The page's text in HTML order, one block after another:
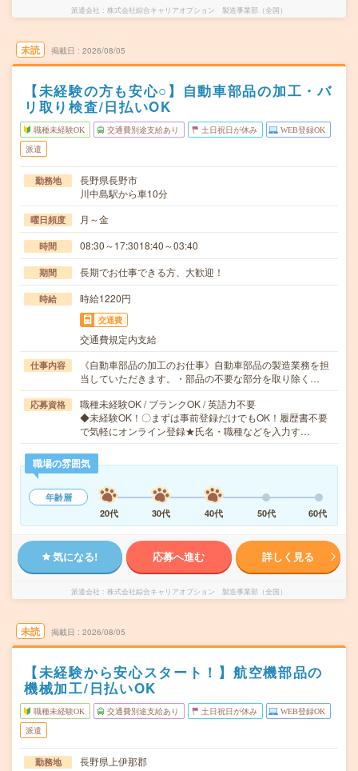
派遣会社 株式会社綜合キャリアオプション 製造事業部（全国）
未読 掲載日 2026/08/05
【未経験の方も安心○】自動車部品の加工・バ
リ取り検査/日払いOK
職種未経験OK 交通費別途支給あり 土日祝日が休み WEB登録OK
派遣
勤務地
長野県長野市
川中島駅から車10分
曜日頻度 月～金
時間 08:30～17:3018:40～03:40
期間 長期でお仕事できる方、大歓迎！
時給 時給1220円
交通費
交通費規定内支給
仕事内容
《自動車部品の加工のお仕事》自動車部品の製造業務を担
当していただきます。・部品の不要な部分を取り除く…
応募資格
職種未経験OK / ブランクOK / 英語力不要
◆未経験OK！〇まずは事前登録だけでもOK！履歴書不要
で気軽にオンライン登録★氏名・職種などを入力す…
職場の雰囲気
年齢層
20代
30代 40代 50代 60代
気になる! 応募へ進む 詳しく見る
派遣会社 株式会社綜合キャリアオプション 製造事業部（全国）
未読 掲載日 2026/08/05
【未経験から安心スタート！】航空機部品の
機械加工/日払いOK
職種未経験OK 交通費別途支給あり 土日祝日が休み WEB登録OK
派遣
勤務地 長野県上伊那郡